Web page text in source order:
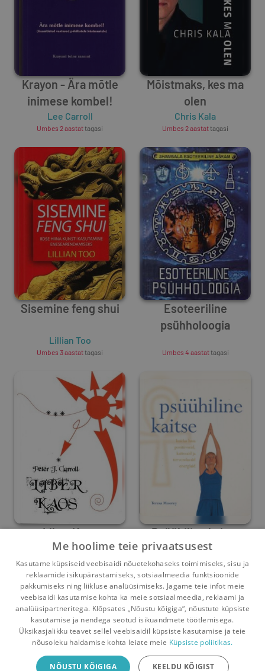
Krayon - Ära mõtle
inimese kombel!
Lee Carroll
Umbes 2 aastattagasi
Mõistmaks, kes ma
olen
Chris Kala
Umbes 2 aastattagasi
Sisemine feng shui
Lillian Too
Umbes 3 aastattagasi
Esoteeriline
psühholoogia
Umbes 4 aastattagasi
Liber Kaos
Peter J. Carroll
Umbes 6 aastattagasi
Psüühiline kaitse
Teresa Moorey
Umbes 6 aastattagasi
Pealehele Ostukorv Sõnumid Teated Konto
Raamatuvahetuse mobiiliäpp
Me hoolime teie privaatsusest
Kasutame küpsiseid veebisaidi nõuetekohaseks toimimiseks, sisu ja
reklaamide isikupärastamiseks, sotsiaalmeedia funktsioonide
pakkumiseks ning liikluse analüüsimiseks. Jagame teie infot meie
veebisaidi kasutamise kohta ka meie sotsiaalmeedia, reklaami ja
analüüsipartneritega. Klõpsates „Nõustu kõigiga“, nõustute küpsiste
kasutamise ja nendega seotud isikuandmete töötlemisega.
Üksikasjalikku teavet sellel veebisaidil küpsiste kasutamise ja teie
nõusoleku haldamise kohta leiate meie Küpsiste poliitikas.
NÕUSTU KÕIGIGA KEELDU KÕIGIST